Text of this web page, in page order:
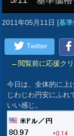
2011年05月11日[基
Twitter
←閲覧前に応援ク
今日は、全体的に上
じわじわ円安にふれ
いい感じ。